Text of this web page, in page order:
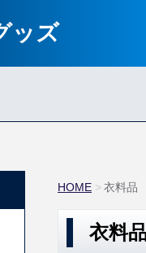
ッズ
HOME 衣料品
衣料